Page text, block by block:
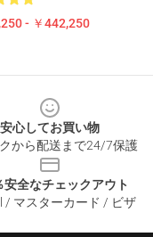
- ￥442,250
安心してお買い物
から配送まで24/7保護
安全なチェックアウト
/ マスターカード / ビザ